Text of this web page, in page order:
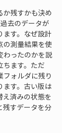
か残すかも決め
去のデータが
ます。なぜ設計
の測量結果を使
わったのかを説
ちます。ただ
フォルダに残り
ます。古い版は
済みの状態を
残すデータを分